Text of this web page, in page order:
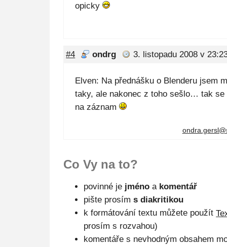
opicky
#4 ondrg 3. listopadu 2008 v
Elven: Na přednášku o Blenderu jsem
taky, ale nakonec z toho sešlo… tak se
na záznam
ondra.gersl@
Co Vy na to?
povinné je jméno a komentář
pište prosíms diakritikou
k formátování textu můžete použít
prosím s rozvahou)
komentáře s nevhodným obsahem